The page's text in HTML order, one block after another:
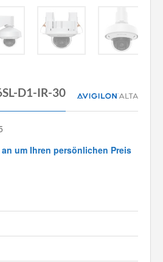
D1-IR-30
um Ihren persönlichen Preis